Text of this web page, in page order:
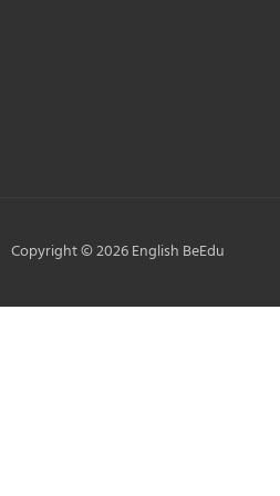
Copyright © 2026 English BeEdu